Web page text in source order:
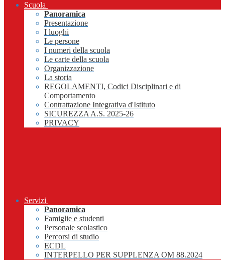
Scuola
Panoramica
Presentazione
I luoghi
Le persone
I numeri della scuola
Le carte della scuola
Organizzazione
La storia
REGOLAMENTI, Codici Disciplinari e di
Comportamento
Contrattazione Integrativa d'Istituto
SICUREZZA A.S. 2025-26
PRIVACY
Servizi
Panoramica
Famiglie e studenti
Personale scolastico
Percorsi di studio
ECDL
INTERPELLO PER SUPPLENZA OM 88.2024